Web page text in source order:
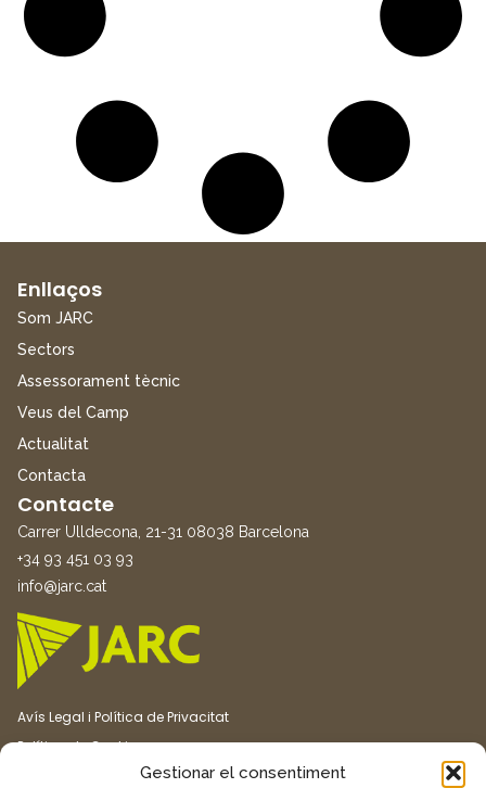
Gestionar el consentiment
Enllaços
Som JARC
Sectors
Assessorament tècnic
Veus del Camp
Actualitat
Contacta
Contacte
Carrer Ulldecona, 21-31 08038 Barcelona
+34 93 451 03 93
info@jarc.cat
Avís Legal i Política de Privacitat
Política de Cookies